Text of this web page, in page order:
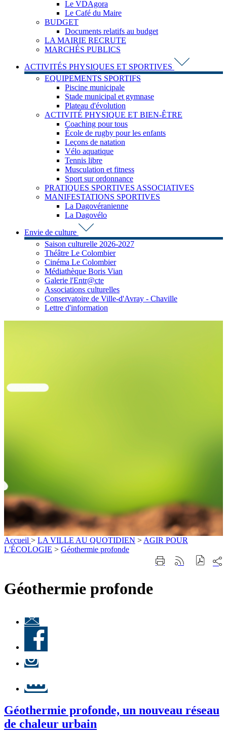
Le VDAgora
Le Café du Maire
BUDGET
Documents relatifs au budget
LA MAIRIE RECRUTE
MARCHÉS PUBLICS
ACTIVITÉS PHYSIQUES ET SPORTIVES
EQUIPEMENTS SPORTIFS
Piscine municipale
Stade municipal et gymnase
Plateau d'évolution
ACTIVITÉ PHYSIQUE ET BIEN-ÊTRE
Coaching pour tous
École de rugby pour les enfants
Leçons de natation
Vélo aquatique
Tennis libre
Musculation et fitness
Sport sur ordonnance
PRATIQUES SPORTIVES ASSOCIATIVES
MANIFESTATIONS SPORTIVES
La Dagovéranienne
La Dagovélo
Envie de culture
Saison culturelle 2026-2027
Théâtre Le Colombier
Cinéma Le Colombier
Médiathèque Boris Vian
Galerie l'Entr@cte
Associations culturelles
Conservatoire de Ville-d'Avray - Chaville
Lettre d'information
Accueil > LA VILLE AU QUOTIDIEN > AGIR POUR
L'ÉCOLOGIE > Géothermie profonde
ImprimerGénérer
sur
Géothermie profonde
d'information
« Culture à
Ville-
d'Avray
»
Facebook
Géothermie profonde, un nouveau réseau
de chaleur urbain